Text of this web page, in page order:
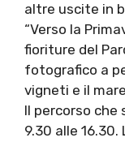
altre uscite in
“Verso la
fioriture del
fotografico a
vigneti e il
Il percorso che
9.30 alle